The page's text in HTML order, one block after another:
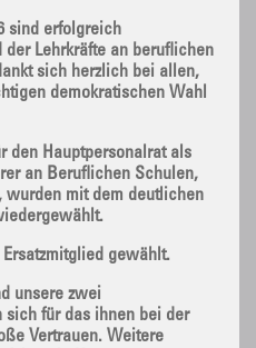
sind erfolgreich
der Lehrkräfte an beruflichen
sich herzlich bei allen,
demokratischen Wahl
den Hauptpersonalrat als
an Beruflichen Schulen,
wurden mit dem deutlichen
gewählt.
unsere zwei
sich für das ihnen bei der
Vertrauen. Weitere